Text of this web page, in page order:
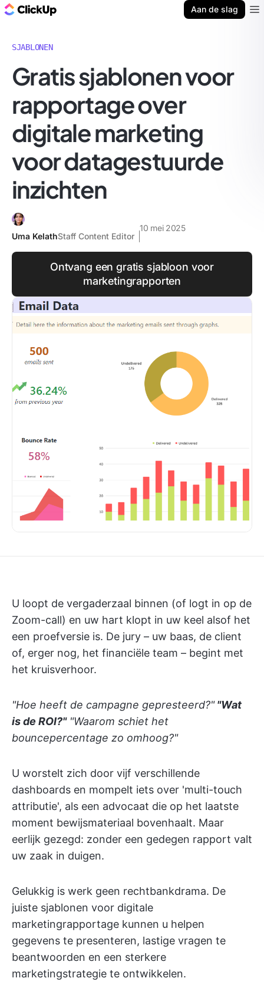
Aan de slag
SJABLONEN
Gratis sjablonen voor
rapportage over
digitale marketing
voor datagestuurde
inzichten
Uma KelathStaff Content Editor
10 mei 2025
Ontvang een gratis sjabloon voor
marketingrapporten
U loopt de vergaderzaal binnen (of logt in op de
Zoom-call) en uw hart klopt in uw keel alsof het
een proefversie is. De jury – uw baas, de client
of, erger nog, het financiële team – begint met
het kruisverhoor.
"Hoe heeft de campagne gepresteerd?""Wat
is de ROI?""Waarom schiet het
bouncepercentage zo omhoog?"
U worstelt zich door vijf verschillende
dashboards en mompelt iets over 'multi-touch
attributie', als een advocaat die op het laatste
moment bewijsmateriaal bovenhaalt. Maar
eerlijk gezegd: zonder een gedegen rapport valt
uw zaak in duigen.
Gelukkig is werk geen rechtbankdrama. De
juiste sjablonen voor digitale
marketingrapportage kunnen u helpen
gegevens te presenteren, lastige vragen te
beantwoorden en een sterkere
marketingstrategie te ontwikkelen.